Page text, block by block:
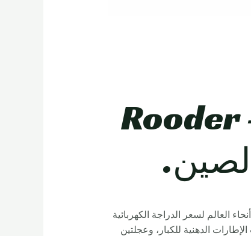
سعر الدراجة الكهربائية الدهون – Rooder
العالم لسعر الدراجة الكهربائية
الساعة، والدراجة الكهربائية ذات الإطارات الدهنية للكبار، وعجلتين